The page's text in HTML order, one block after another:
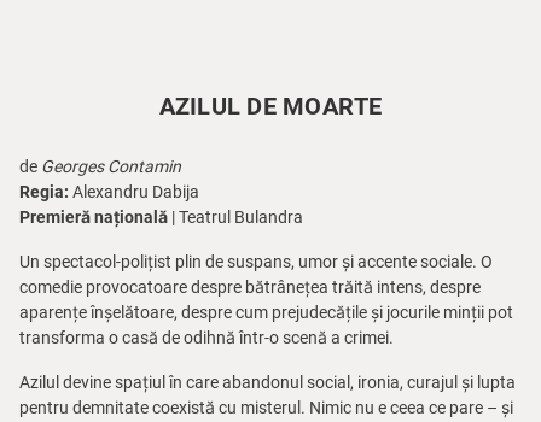
AZILUL DE MOARTE
de Georges Contamin
Regia: Alexandru Dabija
Premieră națională | Teatrul Bulandra
Un spectacol-polițist plin de suspans, umor și accente sociale. O
comedie provocatoare despre bătrânețea trăită intens, despre
aparențe înșelătoare, despre cum prejudecățile și jocurile minții pot
transforma o casă de odihnă într-o scenă a crimei.
Azilul devine spațiul în care abandonul social, ironia, curajul și lupta
pentru demnitate coexistă cu misterul. Nimic nu e ceea ce pare – și